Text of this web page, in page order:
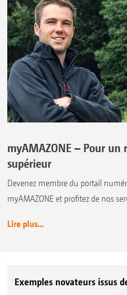
myAMAZONE – Pour un
supérieur
Devenez membre du portail
myAMAZONE et profitez de nos
Lire plus...
Exemples novateurs issus